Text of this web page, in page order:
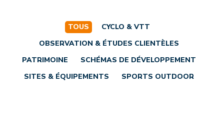
TOUS
CYCLO & VTT
OBSERVATION & ÉTUDES CLIENTÈLES
PATRIMOINE
SCHÉMAS DE DÉVELOPPEMENT
SITES & ÉQUIPEMENTS
SPORTS OUTDOOR